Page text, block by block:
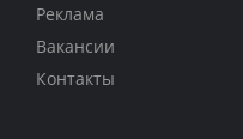
Реклама
Вакансии
Контакты